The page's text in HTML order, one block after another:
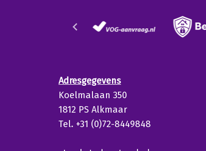
Adresgegevens
Koelmalaan 350
1812 PS Alkmaar
Tel. +31 (0)72-8449848